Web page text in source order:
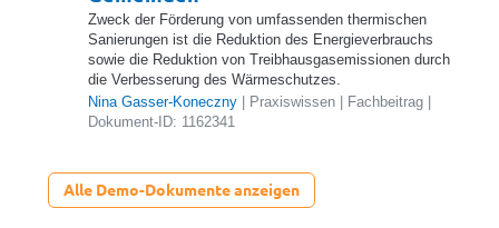
Zweck der Förderung von umfassenden thermischen
Sanierungen ist die Reduktion des Energieverbrauchs
sowie die Reduktion von Treibhausgasemissionen durch
die Verbesserung des Wärmeschutzes.
Nina Gasser-Koneczny | Praxiswissen | Fachbeitrag |
Dokument-ID: 1162341
Alle Demo-Dokumente anzeigen